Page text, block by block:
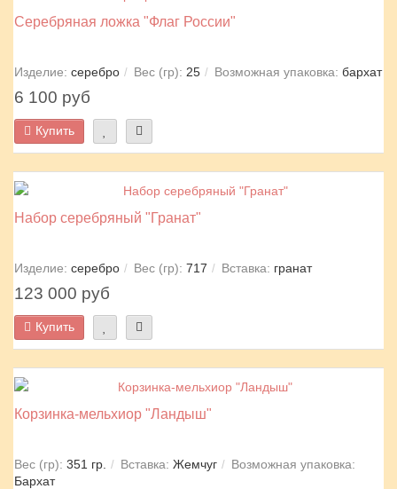
Серебряная ложка "Флаг России"
Изделие: серебро Вес (гр): 25 Возможная упаковка: бархат
6 100 руб
Купить
Набор серебряный "Гранат"
Изделие: серебро Вес (гр): 717 Вставка: гранат
123 000 руб
Купить
Корзинка-мельхиор "Ландыш"
Вес (гр): 351 гр. Вставка: Жемчуг
Возможная упаковка:
Бархат